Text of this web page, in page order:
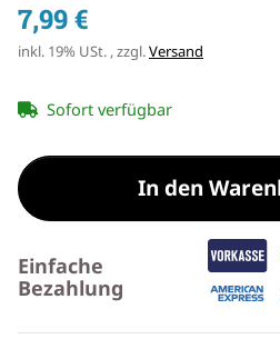
7,99 €
inkl. 19% USt. , zzgl.Versand
Sofort verfügbar
In den
Einfache
Bezahlung